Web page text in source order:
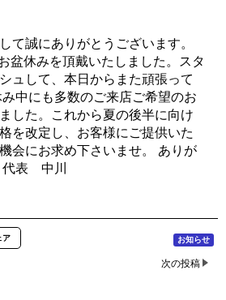
て誠にありがとうございます。
盆休みを頂戴いたしました。スタ
ュして、本日からまた頑張って
中にも多数のご来店ご希望のお
した。これから夏の後半に向け
を改定し、お客様にご提供いた
会にお求め下さいませ。 ありが
代表 中川
ア お知らせ
次の投稿